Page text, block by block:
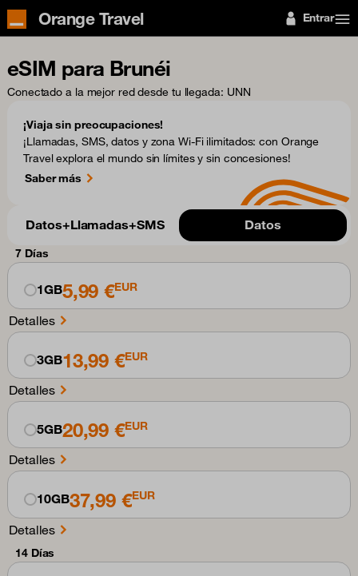
Orange Travel Entrar
eSIM para Brunéi
Conectado a la mejor red desde tu llegada: UNN
¡Viaja sin preocupaciones!
¡Llamadas, SMS, datos y zona Wi-Fi ilimitados: con Orange
Travel explora el mundo sin límites y sin concesiones!
Saber más
Datos+Llamadas+SMS Datos
7 Días
1GB5,99 €EUR
Detalles
3GB13,99 €EUR
Detalles
5GB20,99 €EUR
Detalles
10GB37,99 €EUR
Detalles
14 Días